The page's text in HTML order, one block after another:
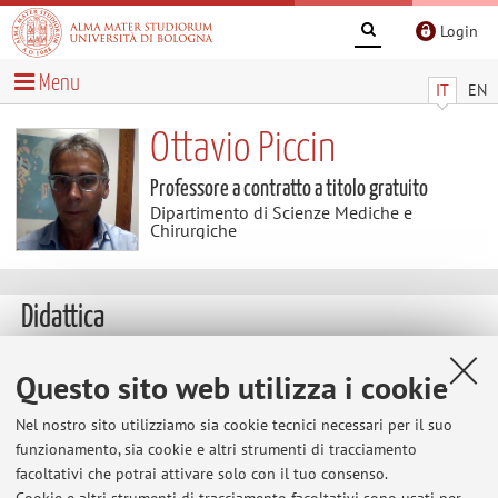
Questo sito web utilizza i cookie
Nel nostro sito utilizziamo sia cookie tecnici necessari per il suo
funzionamento, sia cookie e altri strumenti di tracciamento
facoltativi che potrai attivare solo con il tuo consenso.
Login
IT EN
Menu
Ottavio Piccin
Professore a contratto a titolo gratuito
Dipartimento di Scienze Mediche e
Chirurgiche
Didattica
Appelli
d'esame
Insegnamenti